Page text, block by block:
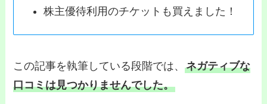
株主優待利用のチケットも買えました！
この記事を執筆している段階では、ネガティブな
口コミは見つかりませんでした。